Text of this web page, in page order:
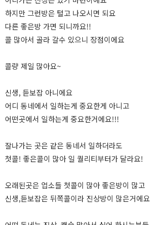
하지만 그런방은 털고 나오시면 되요
다른 좋은방 가면 되니까요!!
콜 많아서 골라 갈수 있으니 장점이에요
콜량 제일 많아요~
신생, 듣보잡 아니에요
어디 동네에서 일하는게 중요한게 아니고
어떤곳에서 일하는게 중요한거에요!!!
잘나가는 곳은 같은 동네서 일하더라도
첫콜! 좋은콜이 많아 일 퀄리티부터가 달라요!
오래된곳은 업소들 첫콜이 많아 좋은방이 많고
신생,듣보잡은 뒤쪽콜이라 진상방이 많은거에요